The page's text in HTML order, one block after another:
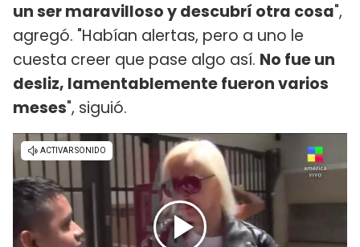
un ser maravilloso y descubrí otra cosa",
agregó. "Habían alertas, pero a uno le
cuesta creer que pase algo así. No fue un
desliz, lamentablemente fueron varios
meses", siguió.